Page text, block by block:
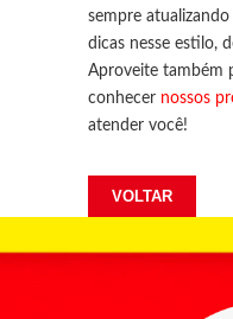
sempre atualizando
dicas nesse estilo,
Aproveite também
conhecer nossos
atender você!